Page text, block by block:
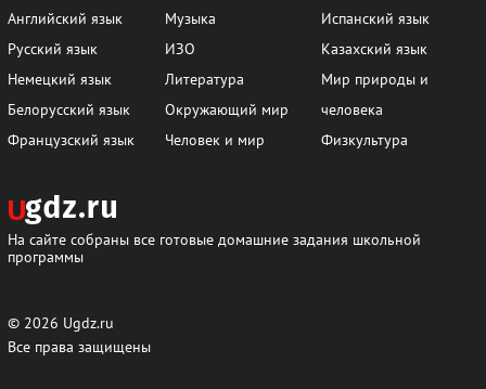
Английский язык
Русский язык
Немецкий язык
Белорусский язык
Французский язык
Музыка
ИЗО
Литература
Окружающий мир
Человек и мир
Испанский язык
Казахский язык
Мир природы и
человека
Физкультура
На сайте собраны все готовые домашние задания школьной
программы
© 2026 Ugdz.ru
Все права защищены